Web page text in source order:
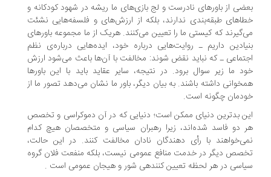
از باورهای نادرست و لج بازی‌های ما ریشه در شهود کودکانه و
طبقه‌بندی ندارند، بلکه از ارزش‌های و فلسفه‌هایی نشئت
که کیستی ما را تعیین می‌کنند. هریک از ما مجموعه باورهای
داریم ـ روایت‌هایی درباره خود، ایده‌هایی درباره‌ی نظم
ـ که نباید نقض شوند: مخالفت با آن‌ها باعث می‌شود ارزش
ما زیر سوال برود. در نتیجه، سایر عقاید باید با این باورها
داشته باشند. به بیان دیگر، باور ما نشان می‌دهد تصور ما از
چگونه است.
بدترین دنیای ممکن است؛ دنیایی که در آن دموکراسی و تخصص
دو فاسد شده‌اند، زیرا رهبران سیاسی و متخصصان هیچ کدام
با رأی دهندگان نادان مخالفت کنند. در این حالت،
دیگر در خدمت منافع عمومی نیست، بلکه منفعت فلان گروه
در هر لحظه تعیین کنندهی شور و هیجان عمومی است .